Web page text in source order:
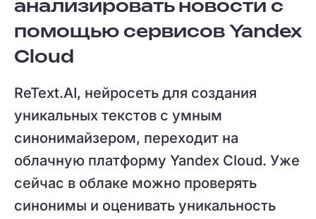
анализировать новости с
помощью сервисов Yandex
Cloud
ReText.AI, нейросеть для создания
уникальных текстов с умным
синонимайзером, переходит на
облачную платформу Yandex Cloud. Уже
сейчас в облаке можно проверять
синонимы и оценивать уникальность